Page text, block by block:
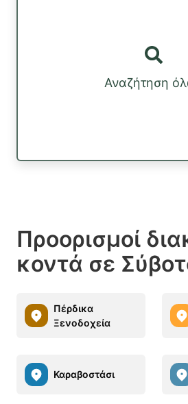
Αναζήτηση
Προορισμοί
κοντά σε
Πέρδικα
Ξενοδοχεία
Καραβοστάσι